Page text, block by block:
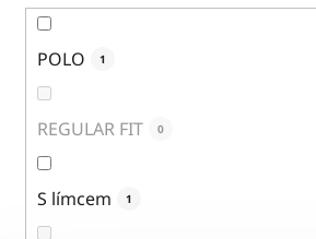
POLO 1
REGULAR FIT 0
S límcem 1